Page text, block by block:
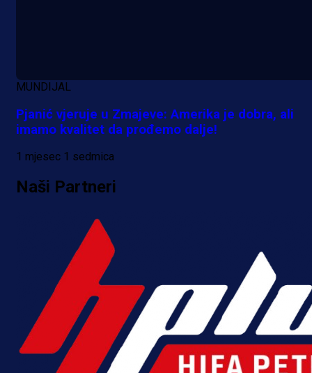
MUNDIJAL
Pjanić vjeruje u Zmajeve: Amerika je dobra, ali
imamo kvalitet da prođemo dalje!
1 mjesec 1 sedmica
Naši Partneri